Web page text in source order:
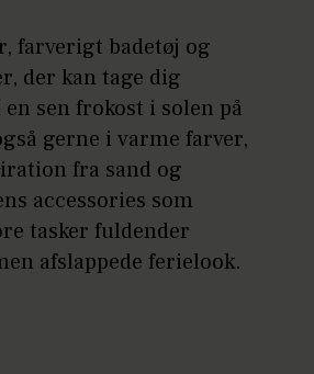
farverigt badetøj og
der kan tage dig
sen frokost i solen på
gerne i varme farver,
fra sand og
accessories som
tasker fuldender
afslappede ferielook.